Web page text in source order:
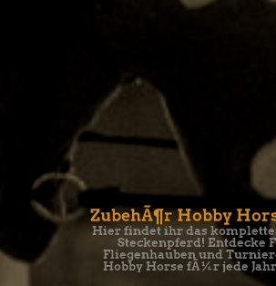
ZubehÃ¶r Hobby
Hier findet ihr das
Steckenpferd! Entdecke
Fliegenhauben und
Hobby Horse fÃ¼r jede
Auftritt perfekt